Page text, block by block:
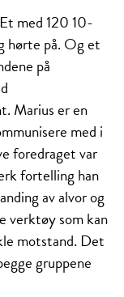
med 120 10-
hørte på. Og et
på
Marius er en
med i
foredraget var
fortelling han
av alvor og
verktøy som kan
motstand. Det
gruppene